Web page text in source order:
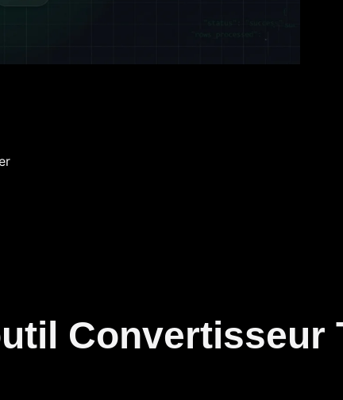
Convertisseur